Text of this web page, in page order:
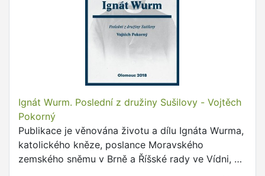
Ignát Wurm. Poslední z družiny Sušilovy - Vojtěch
Pokorný
Publikace je věnována životu a dílu Ignáta Wurma,
katolického kněze, poslance Moravského
zemského sněmu v Brně a Říšské rady ve Vídni, a